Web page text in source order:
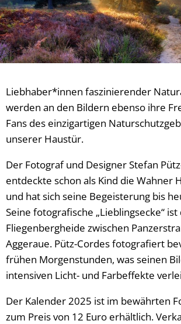
Liebhaber*innen faszinierender
werden an den Bildern ebenso ihre
Fans des einzigartigen
unserer Haustür.
Der Fotograf und Designer Stefan
entdeckte schon als Kind die Wahner
und hat sich seine Begeisterung bis
Seine fotografische „Lieblingsecke“ ist
Fliegenbergheide zwischen
Aggeraue. Pütz-Cordes fotografiert
frühen Morgenstunden, was seinen
intensiven Licht- und Farbeffekte
Der Kalender 2025 ist im bewährten
zum Preis von 12 Euro erhältlich.